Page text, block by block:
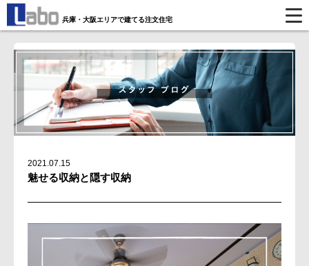
兵庫・大阪エリアで建てる注文住宅
2021.07.15
魅せる収納と隠す収納